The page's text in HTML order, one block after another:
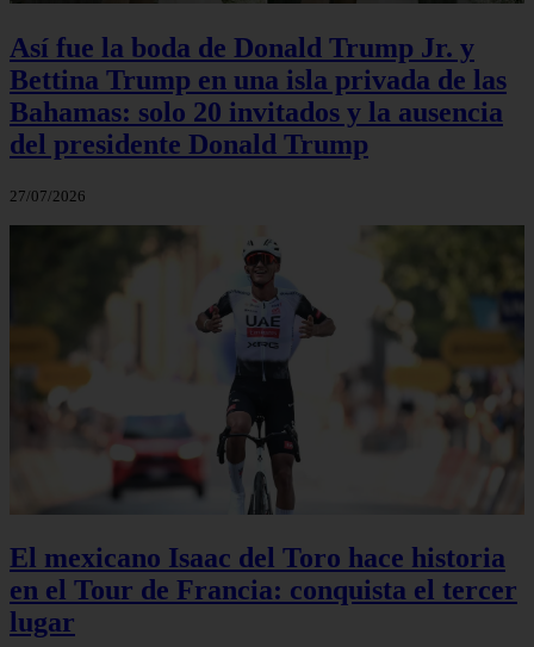
Así fue la boda de Donald Trump Jr. y
Bettina Trump en una isla privada de las
Bahamas: solo 20 invitados y la ausencia
del presidente Donald Trump
27/07/2026
El mexicano Isaac del Toro hace historia
en el Tour de Francia: conquista el tercer
lugar